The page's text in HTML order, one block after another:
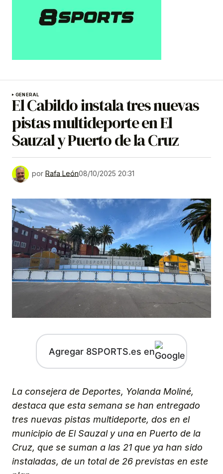
GENERAL
El Cabildo instala tres nuevas
pistas multideporte en El
Sauzal y Puerto de la Cruz
por Rafa León08/10/2025 20:31
Agregar 8SPORTS.es en
La consejera de Deportes, Yolanda Moliné,
destaca que esta semana se han entregado
tres nuevas pistas multideporte, dos en el
municipio de El Sauzal y una en Puerto de la
Cruz, que se suman a las 21 que ya han sido
instaladas, de un total de 26 previstas en este